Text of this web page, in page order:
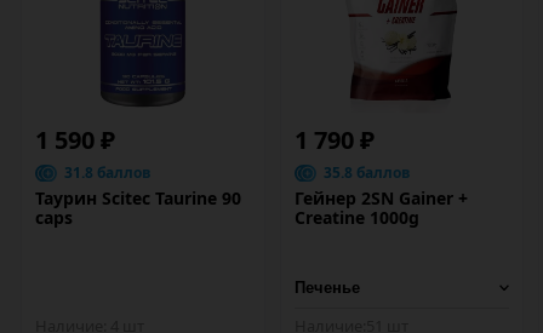
1 590 ₽
31.8 баллов
Таурин Scitec Taurine 90
caps
1 790 ₽
35.8 баллов
Гейнер 2SN Gainer +
Creatine 1000g